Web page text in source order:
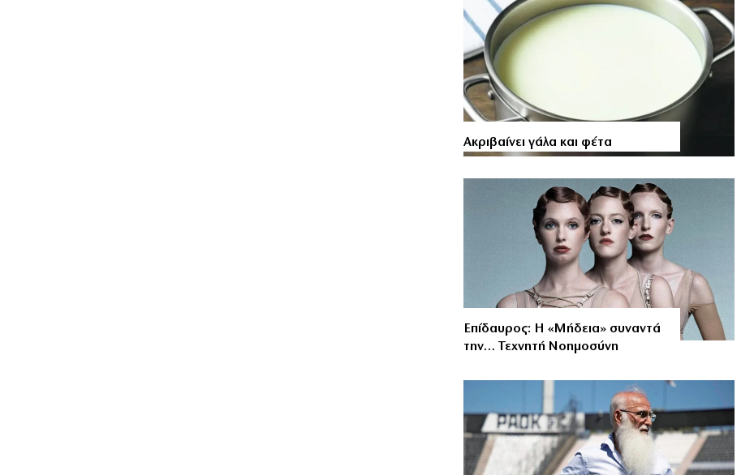
Aκριβαίνει γάλα και φέτα
Επίδαυρος: Η «Μήδεια» συναντά
την… Τεχνητή Νοημοσύνη